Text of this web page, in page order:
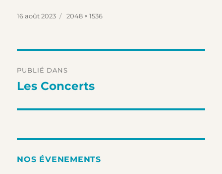
Publié
16 août 2023
Taille
2048 × 1536
de
PUBLIÉ DANS
Les Concerts
NOS ÉVENEMENTS